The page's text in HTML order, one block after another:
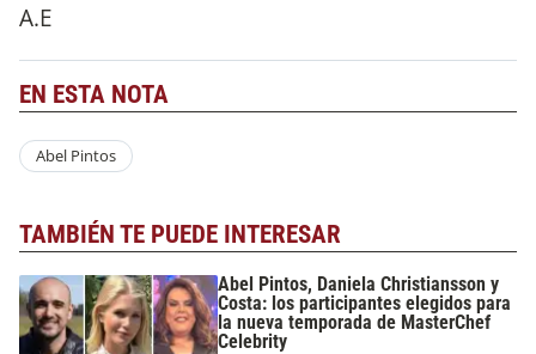
A.E
EN ESTA NOTA
Abel Pintos
TAMBIÉN TE PUEDE INTERESAR
Abel Pintos, Daniela Christiansson y
Costa: los participantes elegidos para
la nueva temporada de MasterChef
Celebrity